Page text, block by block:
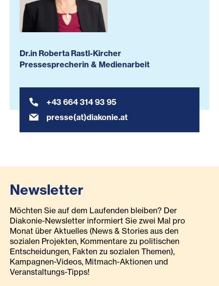
Dr.in Roberta Rastl-Kircher
Pressesprecherin & Medienarbeit
+43 664 314 93 95
presse(at)diakonie.at
Newsletter
Möchten Sie auf dem Laufenden bleiben? Der
Diakonie-Newsletter informiert Sie zwei Mal pro
Monat über Aktuelles (News & Stories aus den
sozialen Projekten, Kommentare zu politischen
Entscheidungen, Fakten zu sozialen Themen),
Kampagnen-Videos, Mitmach-Aktionen und
Veranstaltungs-Tipps!